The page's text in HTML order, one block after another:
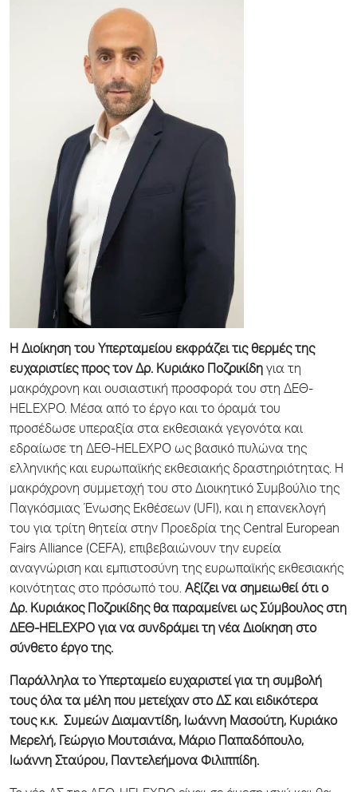
Η Διοίκηση του Υπερταμείου εκφράζει τις θερμές της
ευχαριστίες προς τον Δρ. Κυριάκο Ποζρικίδη για τη
μακρόχρονη και ουσιαστική προσφορά του στη ΔΕΘ-
HELEXPO. Μέσα από το έργο και το όραμά του
προσέδωσε υπεραξία στα εκθεσιακά γεγονότα και
εδραίωσε τη ΔΕΘ-HELEXPO ως βασικό πυλώνα της
ελληνικής και ευρωπαϊκής εκθεσιακής δραστηριότητας. Η
μακρόχρονη συμμετοχή του στο Διοικητικό Συμβούλιο της
Παγκόσμιας Ένωσης Εκθέσεων (UFI), και η επανεκλογή
του για τρίτη θητεία στην Προεδρία της Central European
Fairs Alliance (CEFA), επιβεβαιώνουν την ευρεία
αναγνώριση και εμπιστοσύνη της ευρωπαϊκής εκθεσιακής
κοινότητας στο πρόσωπό του. Αξίζει να σημειωθεί ότι ο
Δρ. Κυριάκος Ποζρικίδης θα παραμείνει ως Σύμβουλος στη
ΔΕΘ-HELEXPO για να συνδράμει τη νέα Διοίκηση στο
σύνθετο έργο της.
Παράλληλα το Υπερταμείο ευχαριστεί για τη συμβολή
τους όλα τα μέλη που μετείχαν στο ΔΣ και ειδικότερα
τους κ.κ. Συμεών Διαμαντίδη, Ιωάννη Μασούτη, Κυριάκο
Μερελή, Γεώργιο Μουτσιάνα, Μάριο Παπαδόπουλο,
Ιωάννη Σταύρου, Παντελεήμονα Φιλιππίδη.